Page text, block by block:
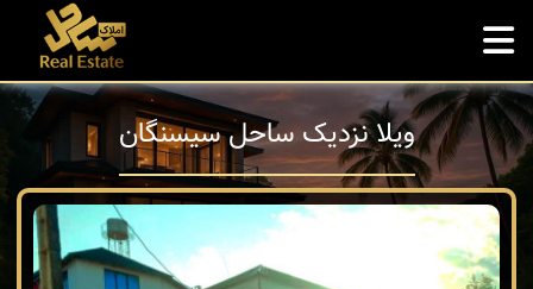
ویلا نزدیک ساحل سیسنگان